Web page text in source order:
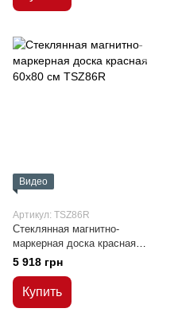
Видео
Артикул: TSZ86R
Стеклянная магнитно-
маркерная доска красная
60x80 см
5 918 грн
Купить